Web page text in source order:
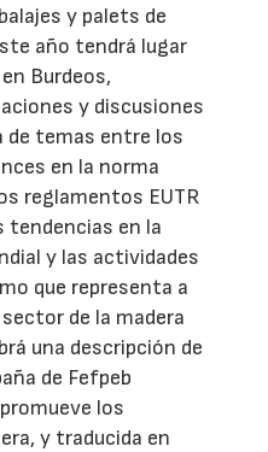
y palets de
año tendrá lugar
Burdeos,
y discusiones
de temas entre los
en la norma
reglamentos EUTR
tendencias en la
y las actividades
que representa a
de la madera
una descripción de
de Fefpeb
los
y traducida en